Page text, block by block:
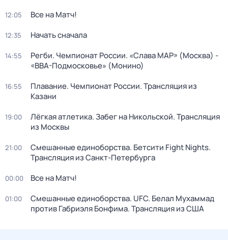
12:05 Все на Матч!
12:35 Начать сначала
14:55
Регби. Чемпионат России. «Слава МАР» (Москва) -
«ВВА-Подмосковье» (Монино)
16:55
Плавание. Чемпионат России. Трансляция из
Казани
19:00
Лёгкая атлетика. Забег на Никольской. Трансляция
из Москвы
21:00
Смешанные единоборства. Бетсити Fight Nights.
Трансляция из Санкт-Петербурга
00:00 Все на Матч!
01:00
Смешанные единоборства. UFC. Белал Мухаммад
против Габриэля Бонфима. Трансляция из США